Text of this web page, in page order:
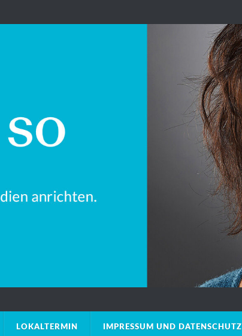
LOKALTERMIN IMPRESSUM UND DATENSCHUTZ